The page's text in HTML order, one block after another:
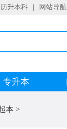
升本科 网站导航
专升本
本 >